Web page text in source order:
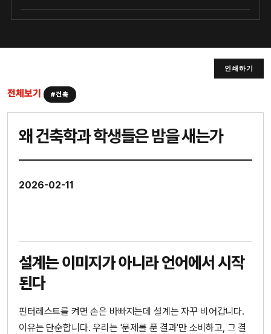
인쇄하기
전체보기 #건축
왜 건축학과 학생들은 밤을 새는가
2026-02-11
설계는 이미지가 아니라 언어에서 시작
된다
핀터레스트를 켜면 손은 바빠지는데 설계는 자꾸 비어갑니다.
이유는 단순합니다. 우리는 '문제를 푼 결과'만 소비하고, 그 결